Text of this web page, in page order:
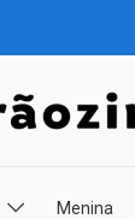
Menina